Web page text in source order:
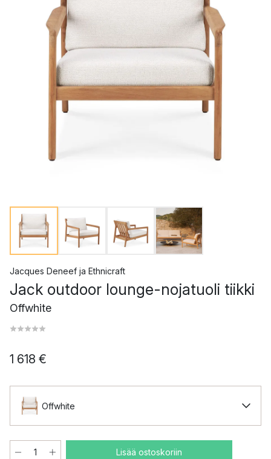
Jacques Deneef ja Ethnicraft
Jack outdoor lounge-nojatuoli tiikki
Offwhite
1 618 €
Offwhite
Lisää ostoskoriin